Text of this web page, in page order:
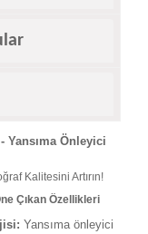
Yansıma Önleyici
Kalitesini Artırın!
Çıkan Özellikleri
Yansıma önleyici